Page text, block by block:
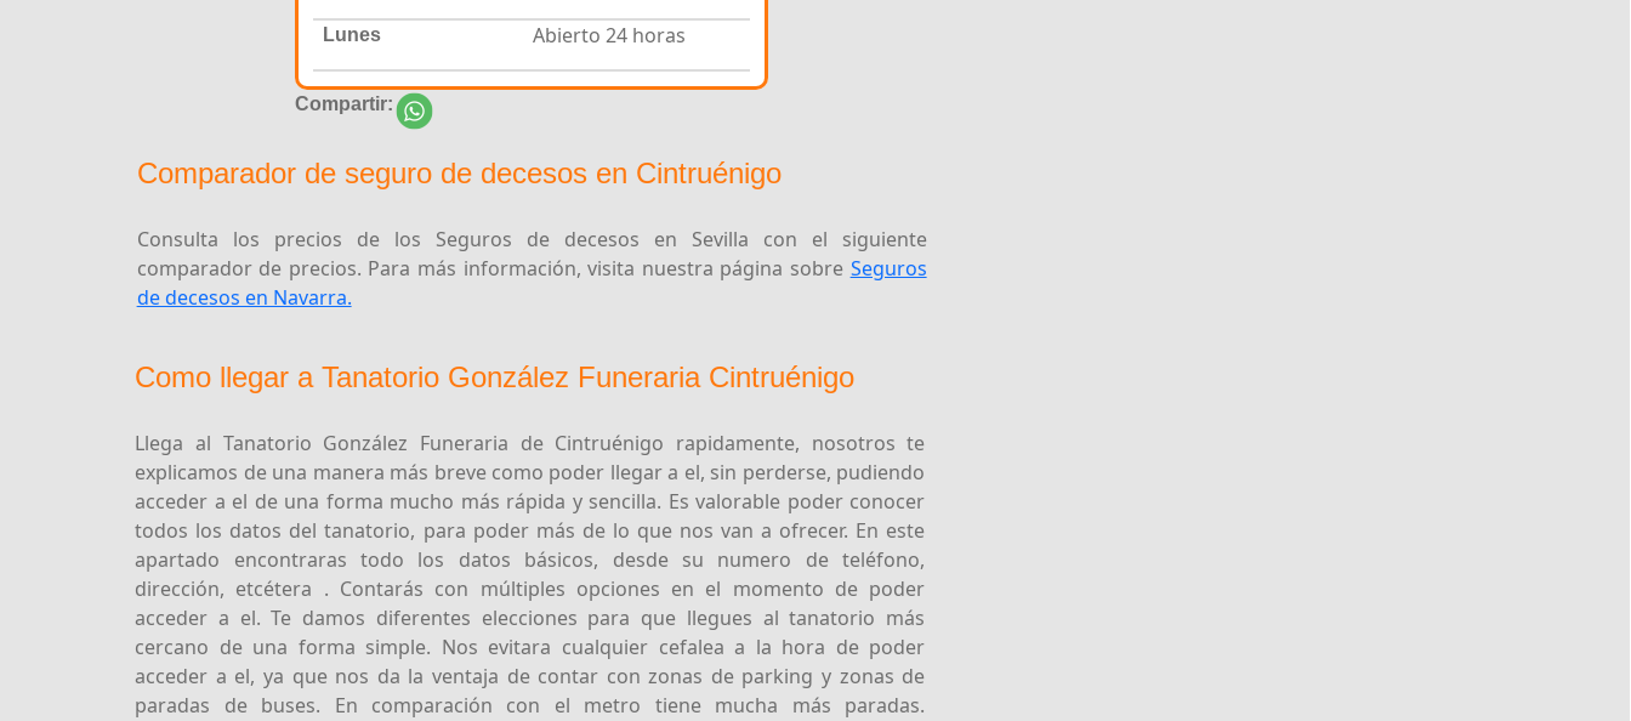
Lunes Abierto 24 horas
Compartir:
Comparador de seguro de decesos en Cintruénigo
Consulta los precios de los Seguros de decesos en Sevilla con el siguiente
comparador de precios. Para más información, visita nuestra página sobre Seguros
de decesos en Navarra.
Como llegar a Tanatorio González Funeraria Cintruénigo
Llega al Tanatorio González Funeraria de Cintruénigo rapidamente, nosotros te
explicamos de una manera más breve como poder llegar a el, sin perderse, pudiendo
acceder a el de una forma mucho más rápida y sencilla. Es valorable poder conocer
todos los datos del tanatorio, para poder más de lo que nos van a ofrecer. En este
apartado encontraras todo los datos básicos, desde su numero de teléfono,
dirección, etcétera . Contarás con múltiples opciones en el momento de poder
acceder a el. Te damos diferentes elecciones para que llegues al tanatorio más
cercano de una forma simple. Nos evitara cualquier cefalea a la hora de poder
acceder a el, ya que nos da la ventaja de contar con zonas de parking y zonas de
paradas de buses. En comparación con el metro tiene mucha más paradas.